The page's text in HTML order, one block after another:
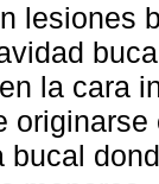
lesiones
la cara
bucal